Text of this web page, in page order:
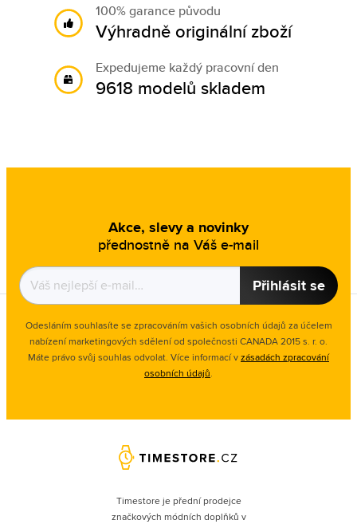
100% garance původu
Výhradně originální zboží
Expedujeme každý pracovní den
9618 modelů skladem
Akce, slevy a novinky
přednostně na Váš e-mail
Přihlásit se
Odesláním souhlasíte se zpracováním vašich osobních údajů za účelem
nabízení marketingových sdělení od společnosti CANADA 2015 s. r. o.
Máte právo svůj souhlas odvolat. Více informací vzásadách zpracování
osobních údajů.
Timestore je přední prodejce
značkových módních doplňků v